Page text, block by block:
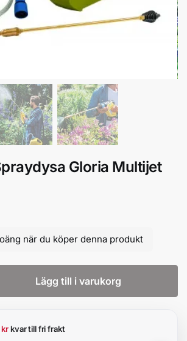
Gloria Multijet
när du köper denna produkt
Lägg till i varukorg
krkvar till fri frakt